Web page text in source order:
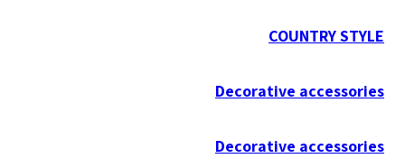
COUNTRY STYLE
Decorative accessories
Decorative accessories